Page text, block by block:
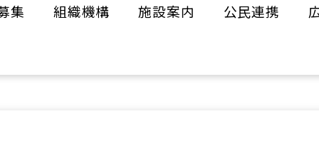
集 組織機構 施設案内 公民連携